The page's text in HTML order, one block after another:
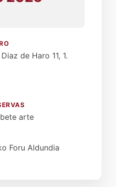
de Haro 11, 1.
arte
Foru Aldundia